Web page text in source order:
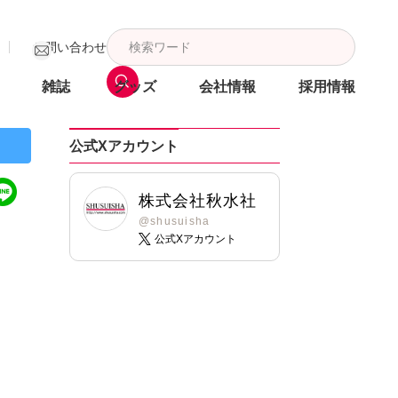
お問い合わせ
雑誌 グッズ 会社情報 採用情報
公式Xアカウント
株式会社秋水社
@shusuisha
公式Xアカウント